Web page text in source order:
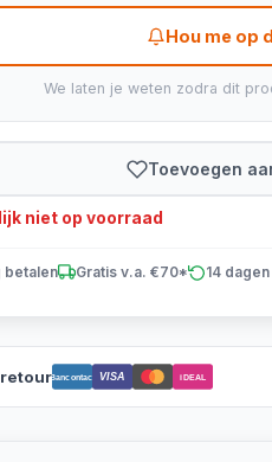
Hou me op
We laten je weten zodra dit
Toevoegen
niet op voorraad
betalen Gratis v.a. €70* 14
retourBancontact VISA iDEAL